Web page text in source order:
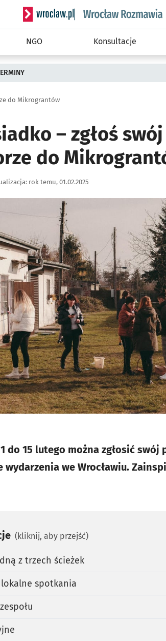
Serwis informacyjny wroclaw.pl
NGO Konsultacje
do Mikrograntów
– zgłoś
do
rok temu, 01.02.2025
do 15 lutego można zgłosić
we Wrocławiu.
(kliknij, aby przejść)
z trzech ścieżek
spotkania